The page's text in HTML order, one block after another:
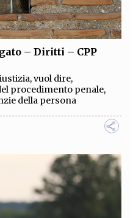
– Diritti – CPP
vuol dire,
procedimento penale,
della persona